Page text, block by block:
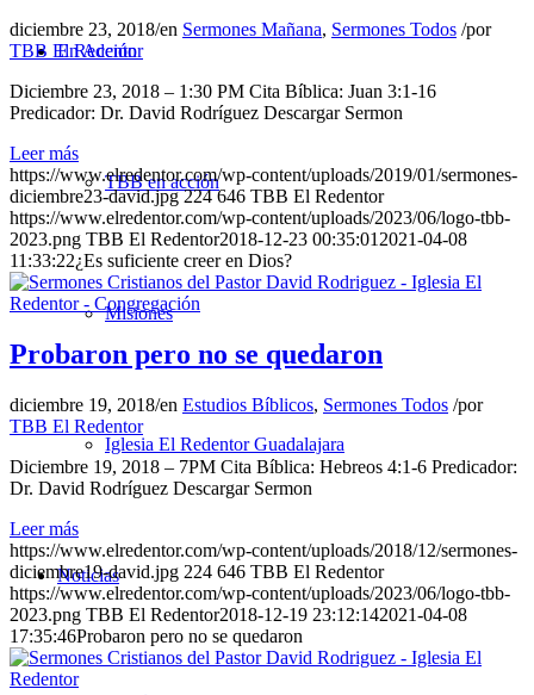
En Acción
TBB en acción
Misiones
Iglesia El Redentor Guadalajara
Noticias
diciembre 23, 2018/en Sermones Mañana, Sermones Todos /por
TBB El Redentor
Diciembre 23, 2018 – 1:30 PM Cita Bíblica: Juan 3:1-16
Predicador: Dr. David Rodríguez Descargar Sermon
Leer más
https://www.elredentor.com/wp-content/uploads/2019/01/sermones-
diciembre23-david.jpg 224 646 TBB El Redentor
https://www.elredentor.com/wp-content/uploads/2023/06/logo-tbb-
2023.png TBB El Redentor2018-12-23 00:35:01 2021-04-08
11:33:22¿Es suficiente creer en Dios?
Probaron pero no se quedaron
diciembre 19, 2018/en Estudios Bíblicos, Sermones Todos /por
TBB El Redentor
Diciembre 19, 2018 – 7PM Cita Bíblica: Hebreos 4:1-6 Predicador:
Dr. David Rodríguez Descargar Sermon
Leer más
https://www.elredentor.com/wp-content/uploads/2018/12/sermones-
diciembre19-david.jpg 224 646 TBB El Redentor
https://www.elredentor.com/wp-content/uploads/2023/06/logo-tbb-
2023.png TBB El Redentor2018-12-19 23:12:142021-04-08
17:35:46Probaron pero no se quedaron